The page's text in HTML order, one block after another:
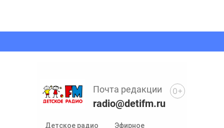
Детское радио
Эфирное
Почта редакции
radio@detifm.ru
0+